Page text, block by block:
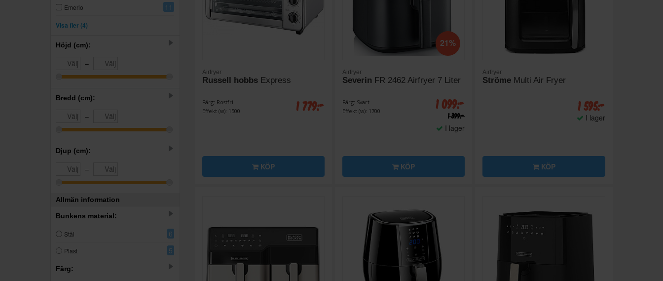
Emerio 11
Philips
Princess 3
Wilfa
Visa fler (4)
Höjd (cm):
–
Bredd (cm):
–
Djup (cm):
–
Allmän information
Bunkens material:
Stål 6
Plast 5
Färg:
Airfryer
Russell hobbsExpress
Färg: Rostfri
Effekt (w): 1500
1 779:-
KÖP
21%
Airfryer
Severin FR 2462 Airfryer 7 Liter
Färg: Svart
Effekt (w): 1700
1 099:-
1 399:-
I lager
KÖP
Airfryer
Ströme Multi Air Fryer
1 595:-
I lager
KÖP